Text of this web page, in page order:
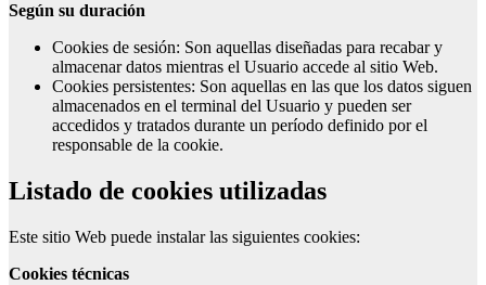
Según su duración
Cookies de sesión: Son aquellas diseñadas para recabar y
almacenar datos mientras el Usuario accede al sitio Web.
Cookies persistentes: Son aquellas en las que los datos siguen
almacenados en el terminal del Usuario y pueden ser
accedidos y tratados durante un período definido por el
responsable de la cookie.
Listado de cookies utilizadas
Este sitio Web puede instalar las siguientes cookies:
Cookies técnicas